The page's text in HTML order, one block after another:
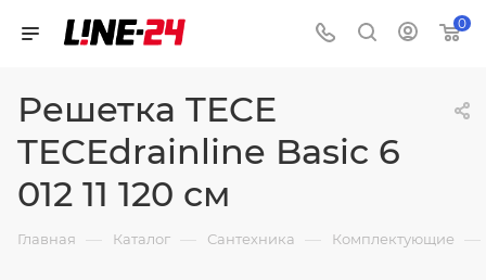
0
Решетка TECE
TECEdrainline Basic 6
012 11 120 см
Главная — Каталог — Сантехника — Комплектующие —